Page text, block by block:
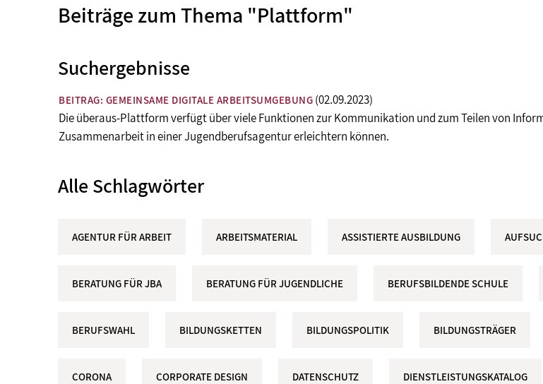
Beiträge zum Thema "Plattform"
Suchergebnisse
BEITRAG: GEMEINSAME DIGITALE ARBEITSUMGEBUNG (02.09.2023)
Die überaus-Plattform verfügt über viele Funktionen zur Kommunikation und zum Teilen von
Zusammenarbeit in einer Jugendberufsagentur erleichtern können.
Alle Schlagwörter
AGENTUR FÜR ARBEIT ARBEITSMATERIAL ASSISTIERTE AUSBILDUNG
BERATUNG FÜR JBA BERATUNG FÜR JUGENDLICHE BERUFSBILDENDE SCHULE
BERUFSWAHL BILDUNGSKETTEN BILDUNGSPOLITIK BILDUNGSTRÄGER
CORONA CORPORATE DESIGN DATENSCHUTZ DIENSTLEISTUNGSKATALOG